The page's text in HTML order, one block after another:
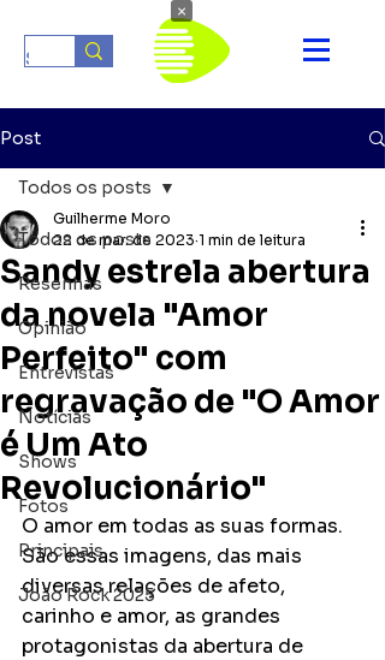
Post
Todos os posts
Resenhas
Opinião
Entrevistas
Notícias
Shows
Fotos
Principais
João Rock 2025
Todos os posts
Sandy estrela abertura
da novela "Amor
Perfeito" com
regravação de "O Amor
é Um Ato
Revolucionário"
Guilherme Moro
22 de mar. de 2023 1 min de leitura
O amor em todas as suas formas.
São essas imagens, das mais
diversas relações de afeto,
carinho e amor, as grandes
protagonistas da abertura de
×